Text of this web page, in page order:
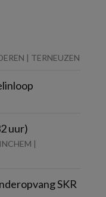
| TERNEUZEN
uur)
|
SKR